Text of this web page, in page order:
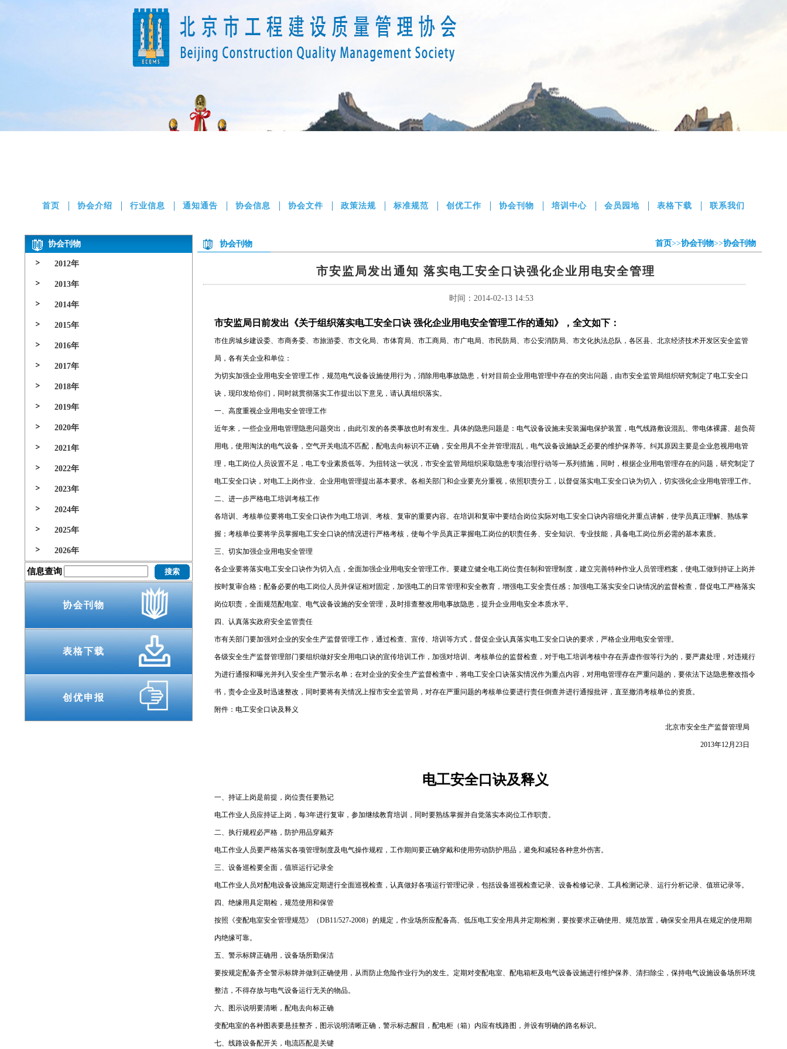
首页 协会介绍 行业信息 通知通告 协会信息 协会文件 政策法规 标准规范 创优工作 协会刊物 培训中心 会员园地 表格下载 联系我们
协会刊物
2012年
2013年
2014年
2015年
2016年
2017年
2018年
2019年
2020年
2021年
2022年
2023年
2024年
2025年
2026年
信息查询
协会刊物
表格下载
创优申报
首页>>协会刊物>>协会刊物
协会刊物
市安监局发出通知 落实电工安全口诀强化企业用电安全管理
时间：2014-02-13 14:53
市安监局日前发出《关于组织落实电工安全口诀 强化企业用电安全管理工作的通知》，全文如下：
市住房城乡建设委、市商务委、市旅游委、市文化局、市体育局、市工商局、市广电局、市民防局、市公安消防局、市文化执法总队，各区县、北京经济技术开发区安全监管
局，各有关企业和单位：
为切实加强企业用电安全管理工作，规范电气设备设施使用行为，消除用电事故隐患，针对目前企业用电管理中存在的突出问题，由市安全监管局组织研究制定了电工安全口
诀，现印发给你们，同时就贯彻落实工作提出以下意见，请认真组织落实。
一、高度重视企业用电安全管理工作
近年来，一些企业用电管理隐患问题突出，由此引发的各类事故也时有发生。具体的隐患问题是：电气设备设施未安装漏电保护装置，电气线路敷设混乱、带电体裸露、超负荷
用电，使用淘汰的电气设备，空气开关电流不匹配，配电去向标识不正确，安全用具不全并管理混乱，电气设备设施缺乏必要的维护保养等。纠其原因主要是企业忽视用电管
理，电工岗位人员设置不足，电工专业素质低等。为扭转这一状况，市安全监管局组织采取隐患专项治理行动等一系列措施，同时，根据企业用电管理存在的问题，研究制定了
电工安全口诀，对电工上岗作业、企业用电管理提出基本要求。各相关部门和企业要充分重视，依照职责分工，以督促落实电工安全口诀为切入，切实强化企业用电管理工作。
二、进一步严格电工培训考核工作
各培训、考核单位要将电工安全口诀作为电工培训、考核、复审的重要内容。在培训和复审中要结合岗位实际对电工安全口诀内容细化并重点讲解，使学员真正理解、熟练掌
握；考核单位要将学员掌握电工安全口诀的情况进行严格考核，使每个学员真正掌握电工岗位的职责任务、安全知识、专业技能，具备电工岗位所必需的基本素质。
三、切实加强企业用电安全管理
各企业要将落实电工安全口诀作为切入点，全面加强企业用电安全管理工作。要建立健全电工岗位责任制和管理制度，建立完善特种作业人员管理档案，使电工做到持证上岗并
按时复审合格；配备必要的电工岗位人员并保证相对固定，加强电工的日常管理和安全教育，增强电工安全责任感；加强电工落实安全口诀情况的监督检查，督促电工严格落实
岗位职责，全面规范配电室、电气设备设施的安全管理，及时排查整改用电事故隐患，提升企业用电安全本质水平。
四、认真落实政府安全监管责任
市有关部门要加强对企业的安全生产监督管理工作，通过检查、宣传、培训等方式，督促企业认真落实电工安全口诀的要求，严格企业用电安全管理。
各级安全生产监督管理部门要组织做好安全用电口诀的宣传培训工作，加强对培训、考核单位的监督检查，对于电工培训考核中存在弄虚作假等行为的，要严肃处理，对违规行
为进行通报和曝光并列入安全生产警示名单；在对企业的安全生产监督检查中，将电工安全口诀落实情况作为重点内容，对用电管理存在严重问题的，要依法下达隐患整改指令
书，责令企业及时迅速整改，同时要将有关情况上报市安全监管局，对存在严重问题的考核单位要进行责任倒查并进行通报批评，直至撤消考核单位的资质。
附件：电工安全口诀及释义
北京市安全生产监督管理局
2013年12月23日
电工安全口诀及释义
一、持证上岗是前提，岗位责任要熟记
电工作业人员应持证上岗，每3年进行复审，参加继续教育培训，同时要熟练掌握并自觉落实本岗位工作职责。
二、执行规程必严格，防护用品穿戴齐
电工作业人员要严格落实各项管理制度及电气操作规程，工作期间要正确穿戴和使用劳动防护用品，避免和减轻各种意外伤害。
三、设备巡检要全面，值班运行记录全
电工作业人员对配电设备设施应定期进行全面巡视检查，认真做好各项运行管理记录，包括设备巡视检查记录、设备检修记录、工具检测记录、运行分析记录、值班记录等。
四、绝缘用具定期检，规范使用和保管
按照《变配电室安全管理规范》（DB11/527-2008）的规定，作业场所应配备高、低压电工安全用具并定期检测，要按要求正确使用、规范放置，确保安全用具在规定的使用期
内绝缘可靠。
五、警示标牌正确用，设备场所勤保洁
要按规定配备齐全警示标牌并做到正确使用，从而防止危险作业行为的发生。定期对变配电室、配电箱柜及电气设备设施进行维护保养、清扫除尘，保持电气设施设备场所环境
整洁，不得存放与电气设备运行无关的物品。
六、图示说明要清晰，配电去向标正确
变配电室的各种图表要悬挂整齐，图示说明清晰正确，警示标志醒目，配电柜（箱）内应有线路图，并设有明确的路名标识。
七、线路设备配开关，电流匹配是关键